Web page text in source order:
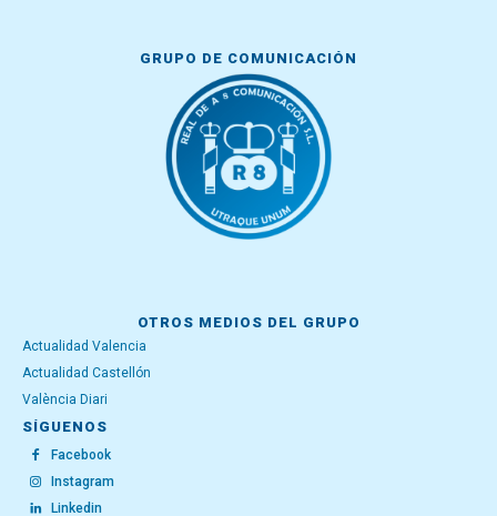
GRUPO DE COMUNICACIÓN
OTROS MEDIOS DEL GRUPO
Actualidad Valencia
Actualidad Castellón
València Diari
SÍGUENOS
Facebook
Instagram
Linkedin